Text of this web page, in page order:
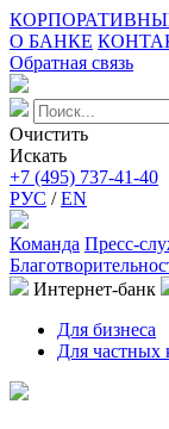
О БАНКЕ
Обратная связь
Очистить
Искать
+7 (495) 737-41-40
РУС /EN
Команда Пресс-
Интернет-банк
Для бизнеса
Для частных